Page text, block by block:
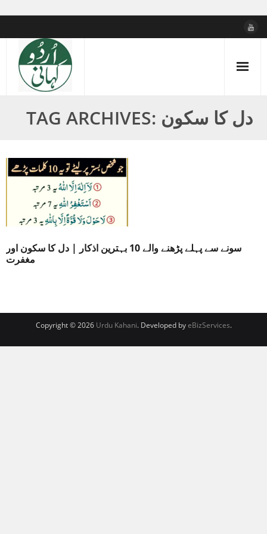
content
TAG ARCHIVES: دل کا سکون
سونے سے پہلے پڑھنے والے 10 بہترین اذکار | دل کا سکون اور
مغفرت
Copyright © 2026 Urdu Kahani. Developed byeBizServices.